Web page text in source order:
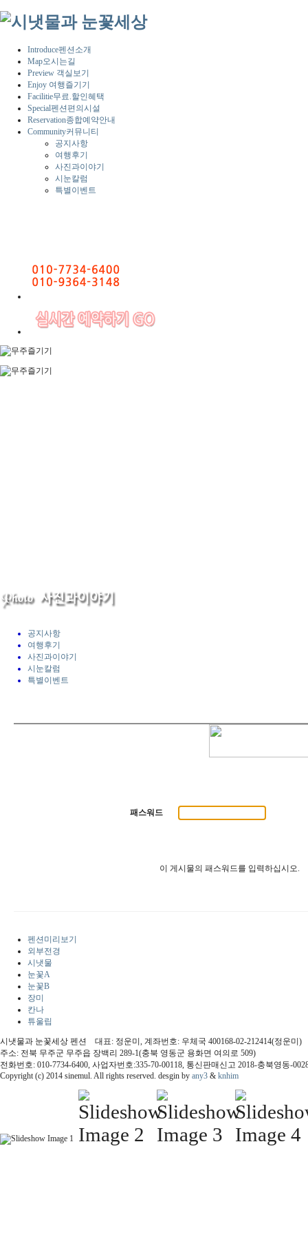
Introduce펜션소개
Map오시는길
Preview 객실보기
Enjoy 여행즐기기
Facilitie무료.할인혜택
Special펜션편의시설
Reservation종합예약안내
Community커뮤니티
공지사항
여행후기
사진과이야기
시눈칼럼
특별이벤트
공지사항
여행후기
사진과이야기
시눈칼럼
특별이벤트
패스워드
이 게시물의 패스워드를 입력하십시오.
펜션미리보기
외부전경
시냇물
눈꽃A
눈꽃B
장미
칸나
튜울립
시냇물과 눈꽃세상 펜션 대표: 정운미, 계좌번호: 우체국 400168-02-212414(정운미)
주소: 전북 무주군 무주읍 장백리 289-1(충북 영동군 용화면 여의로 509)
전화번호: 010-7734-6400, 사업자번호:335-70-00118, 통신판매신고 2018-충북영동-
Copyright (c) 2014 sinemul. All rights reserved. desgin by any3 & knhim